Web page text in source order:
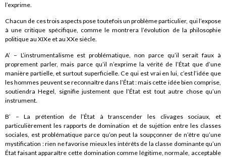
l’exprime.
Chacun de ces trois aspects pose toutefois un problème particulier, qui l’expose
à une critique spécifique, comme le montrera l’évolution de la philosophie
politique au XIXe et au XXe siècle.
A’ – L’instrumentalisme est problématique, non parce qu’il serait faux à
proprement parler, mais parce qu’il n’exprime la vérité de l’État que d’une
manière partielle, et surtout superficielle. Ce qui est vrai en lui, c’est l’idée que
les hommes peuvent se reconnaître dans l’État : mais cette idée bien comprise,
soutiendra Hegel, signifie justement que l’État est tout autre chose qu’un
instrument.
B’ – La prétention de l’État à transcender les clivages sociaux, et
particulièrement les rapports de domination et de sujétion entre les classes
sociales, est problématique parce qu’on peut la soupçonner de n’être qu’une
mystification : rien ne favorise mieux les intérêts de la classe dominante qu’un
État faisant apparaître cette domination comme légitime, normale, acceptable